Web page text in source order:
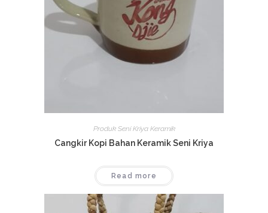
Produk Seni Kriya Keramik
Cangkir Kopi Bahan Keramik Seni Kriya
Read more